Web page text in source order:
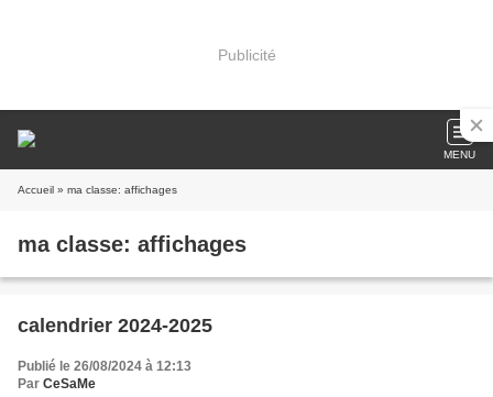
Publicité
MENU
Accueil » ma classe: affichages
ma classe: affichages
calendrier 2024-2025
Publié le 26/08/2024 à 12:13
Par CeSaMe